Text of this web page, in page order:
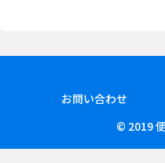
お問い合わせ
© 2019